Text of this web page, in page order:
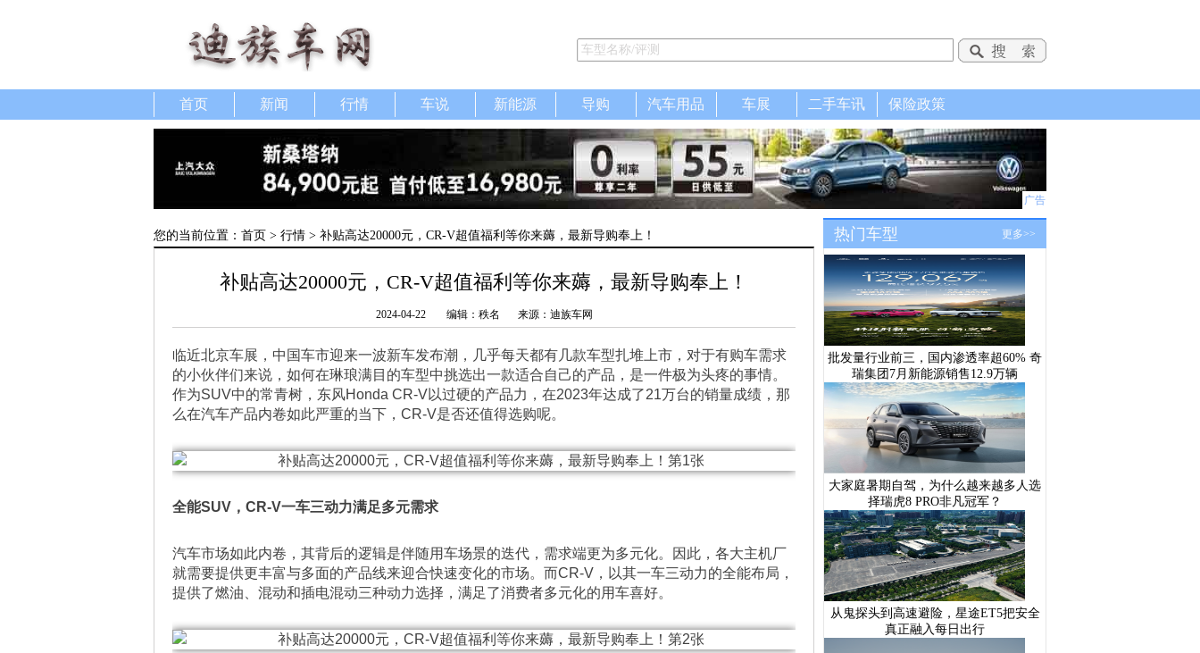
首页 新闻 行情 车说 新能源 导购 汽车用品 车展 二手车讯 保险政策
广告
您的当前位置： 首页 > 行情 > 补贴高达20000元，CR-V超值福利等你来薅，最新导购奉上！
补贴高达20000元，CR-V超值福利等你来薅，最新导购奉上！
2024-04-22 编辑：秩名 来源：迪族车网
临近北京车展，中国车市迎来一波新车发布潮，几乎每天都有几款车型扎堆上市，对于有购车需求
的小伙伴们来说，如何在琳琅满目的车型中挑选出一款适合自己的产品，是一件极为头疼的事情。
作为SUV中的常青树，东风Honda CR-V以过硬的产品力，在2023年达成了21万台的销量成绩，那
么在汽车产品内卷如此严重的当下，CR-V是否还值得选购呢。
全能SUV，CR-V一车三动力满足多元需求
汽车市场如此内卷，其背后的逻辑是伴随用车场景的迭代，需求端更为多元化。因此，各大主机厂
就需要提供更丰富与多面的产品线来迎合快速变化的市场。而CR-V，以其一车三动力的全能布局，
提供了燃油、混动和插电混动三种动力选择，满足了消费者多元化的用车喜好。
热门车型 更多>>
批发量行业前三，国内渗透率超60% 奇
瑞集团7月新能源销售12.9万辆
大家庭暑期自驾，为什么越来越多人选
择瑞虎8 PRO非凡冠军？
从鬼探头到高速避险，星途ET5把安全
真正融入每日出行